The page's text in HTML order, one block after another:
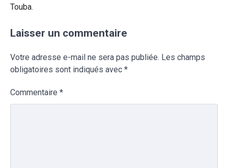
Touba.
Laisser un commentaire
Votre adresse e-mail ne sera pas publiée. Les champs
obligatoires sont indiqués avec *
Commentaire *